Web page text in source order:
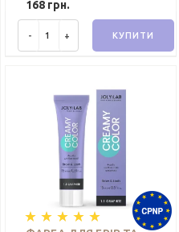
168 грн.
- + КУПИТИ